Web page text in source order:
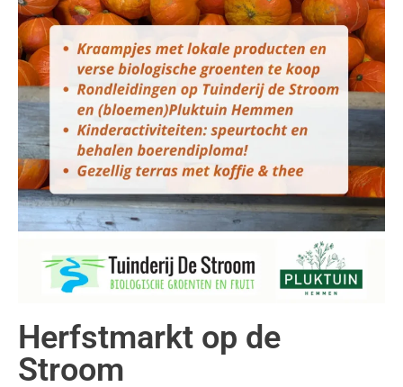
Herfstmarkt op de
Stroom